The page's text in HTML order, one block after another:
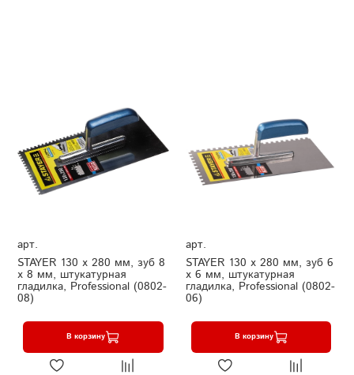
арт.
STAYER 130 х 280 мм, зуб 8
х 8 мм, штукатурная
гладилка, Professional (0802-
08)
В корзину
арт.
STAYER 130 х 280 мм, зуб 6
х 6 мм, штукатурная
гладилка, Professional (0802-
06)
В корзину